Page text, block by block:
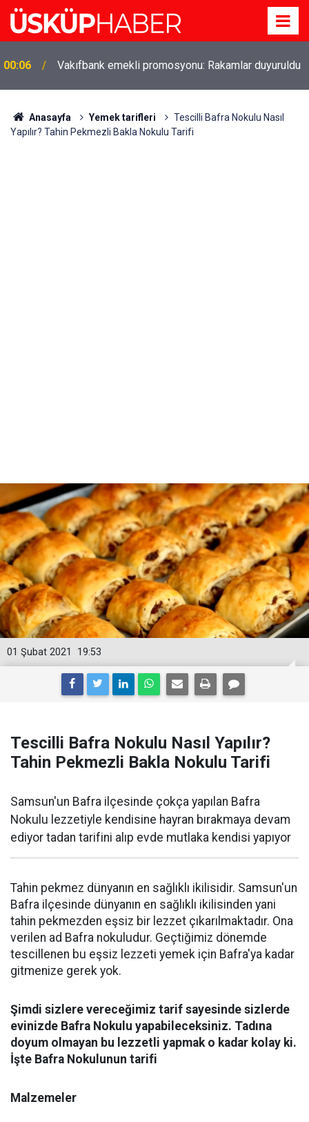
19:21
Gözde oldu! Hem köy hem mahalle hayatı iç içe!
İzmir'deki doğal semt
Anasayfa Yemek tarifleri
Tescilli Bafra Nokulu Nasıl
Yapılır? Tahin Pekmezli Bakla Nokulu Tarifi
19:53
01 Şubat 2021
Tescilli Bafra Nokulu Nasıl Yapılır?
Tahin Pekmezli Bakla Nokulu Tarifi
Samsun'un Bafra ilçesinde çokça yapılan Bafra
Nokulu lezzetiyle kendisine hayran bırakmaya devam
ediyor tadan tarifini alıp evde mutlaka kendisi yapıyor
Tahin pekmez dünyanın en sağlıklı ikilisidir. Samsun'un
Bafra ilçesinde dünyanın en sağlıklı ikilisinden yani
tahin pekmezden eşsiz bir lezzet çıkarılmaktadır. Ona
verilen ad Bafra nokuludur. Geçtiğimiz dönemde
tescillenen bu eşsiz lezzeti yemek için Bafra'ya kadar
gitmenize gerek yok.
Şimdi sizlere vereceğimiz tarif sayesinde sizlerde
evinizde Bafra Nokulu yapabileceksiniz. Tadına
doyum olmayan bu lezzetli yapmak o kadar kolay ki.
İşte Bafra Nokulunun tarifi
Malzemeler